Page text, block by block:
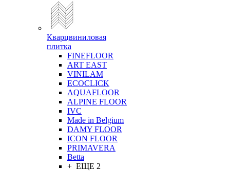
Кварцвиниловая
плитка
FINEFLOOR
ART EAST
VINILAM
ECOCLICK
AQUAFLOOR
ALPINE FLOOR
IVC
Made in Belgium
DAMY FLOOR
ICON FLOOR
PRIMAVERA
Betta
+ ЕЩЕ 2